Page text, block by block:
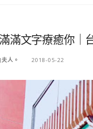
滿文字療癒你｜
夫人。 2018-05-22